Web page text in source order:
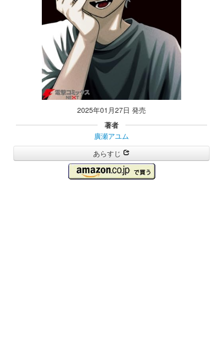
2025年01月27日 発売
著者
廣瀬アユム
あらすじ